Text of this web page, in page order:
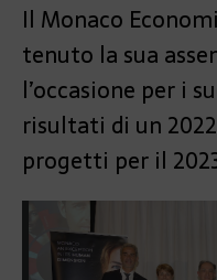
Il Monaco
tenuto la sua
l’occasione per i
risultati di un
progetti per il